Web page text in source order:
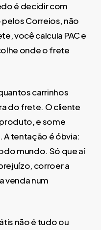
é decidir com
Correios, não
você calcula PAC e
onde o frete
carrinhos
do frete. O cliente
e some
A tentação é óbvia:
mundo. Só que aí
corroer a
venda num
não é tudo ou